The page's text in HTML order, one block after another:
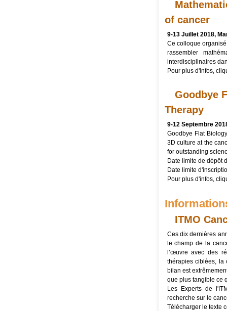
of cancer
9-13 Juillet 2018,
Ce colloque
rassembler
interdisciplinaires
Pour plus d'infos,
Goodbye
Therapy
9-12 Septembre
Goodbye Flat
3D culture at the
for outstanding
Date limite de dépôt
Date limite
Pour plus d'infos,
ITMO
Ces dix dernières
le champ de la
l’œuvre avec des
thérapies ciblées, la
bilan est
que plus tangible ce
Les Experts de
recherche sur le
Télécharger le texte